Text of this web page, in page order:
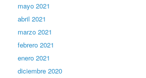
mayo 2021
abril 2021
marzo 2021
febrero 2021
enero 2021
diciembre 2020